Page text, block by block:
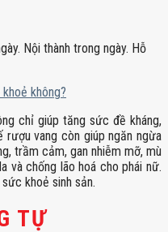
Nội thành trong ngày. Hỗ
không?
chỉ giúp tăng sức đề kháng,
vang còn giúp ngăn ngừa
trầm cảm, gan nhiễm mỡ, mù
và chống lão hoá cho phái nữ.
khoẻ sinh sản.
TỰ